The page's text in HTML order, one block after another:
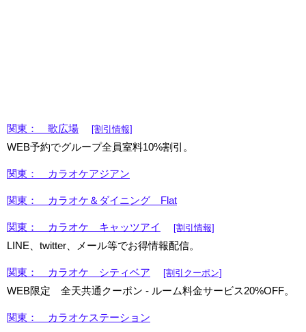
関東： 歌広場 [割引情報]
WEB予約でグループ全員室料10%割引。
関東： カラオケアジアン
関東： カラオケ＆ダイニング Flat
関東： カラオケ キャッツアイ [割引情報]
LINE、twitter、メール等でお得情報配信。
関東： カラオケ シティベア [割引クーポン]
WEB限定 全天共通クーポン - ルーム料金サービス20%OFF。
関東： カラオケステーション